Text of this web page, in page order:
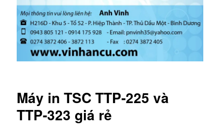
Máy in TSC TTP-225 và
TTP-323 giá rẻ